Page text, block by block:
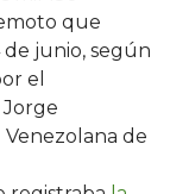
que
junio, según
el
Jorge
de